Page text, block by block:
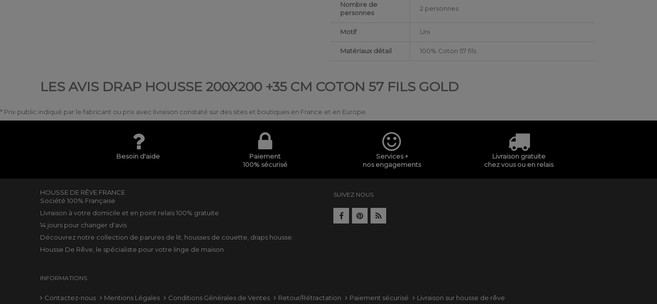
Nombre de
personnes
2 personnes
Motif Uni
Matériaux détail 100% Coton 57 fils
LES AVIS DRAP HOUSSE 200X200 +35 CM COTON 57 FILS GOLD
* Prix public indiqué par le fabricant ou prix avec livraison constaté sur des sites et boutiques en France et en Europe.
Besoin d'aide
Paiement
100% sécurisé
Services +
nos engagements
Livraison gratuite
chez vous ou en relais
HOUSSE DE RÊVE FRANCE
Société 100% Française
Livraison à votre domicile et en point relais 100% gratuite
14 jours pour changer d'avis
Découvrez notre collection de parures de lit housses de couette draps housse
Housse De Rêve, le spécialiste pour votre linge de maison
SUIVEZ NOUS
INFORMATIONS
Contactez-nous Mentions Légales Conditions Générales de Ventes Retour/Rétractation Paiement sécurisé Livraison sur housse de rêve